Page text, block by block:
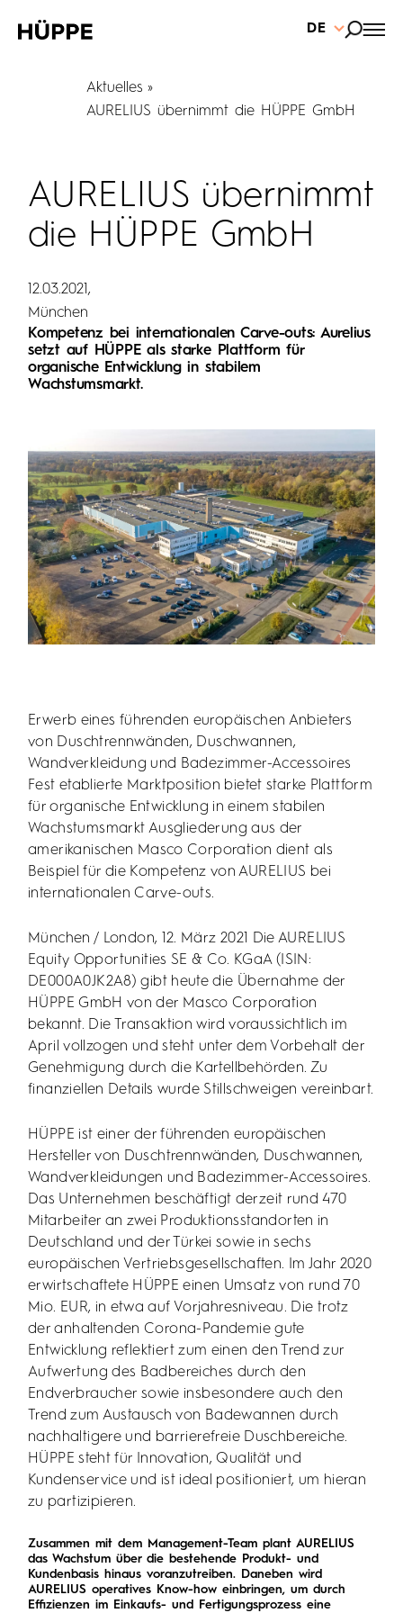
DE
Aktuelles
AURELIUS übernimmt die HÜPPE GmbH
AURELIUS übernimmt
die HÜPPE GmbH
12.03.2021
München
Kompetenz bei internationalen Carve-outs: Aurelius
setzt auf HÜPPE als starke Plattform für
organische Entwicklung in stabilem
Wachstumsmarkt.
Erwerb eines führenden europäischen Anbieters
von Duschtrennwänden, Duschwannen,
Wandverkleidung und Badezimmer-Accessoires
Fest etablierte Marktposition bietet starke Plattform
für organische Entwicklung in einem stabilen
Wachstumsmarkt Ausgliederung aus der
amerikanischen Masco Corporation dient als
Beispiel für die Kompetenz von AURELIUS bei
internationalen Carve-outs.
München / London, 12. März 2021 Die AURELIUS
Equity Opportunities SE & Co. KGaA (ISIN:
DE000A0JK2A8) gibt heute die Übernahme der
HÜPPE GmbH von der Masco Corporation
bekannt. Die Transaktion wird voraussichtlich im
April vollzogen und steht unter dem Vorbehalt der
Genehmigung durch die Kartellbehörden. Zu
finanziellen Details wurde Stillschweigen vereinbart.
HÜPPE ist einer der führenden europäischen
Hersteller von Duschtrennwänden, Duschwannen,
Wandverkleidungen und Badezimmer-Accessoires.
Das Unternehmen beschäftigt derzeit rund 470
Mitarbeiter an zwei Produktionsstandorten in
Deutschland und der Türkei sowie in sechs
europäischen Vertriebsgesellschaften. Im Jahr 2020
erwirtschaftete HÜPPE einen Umsatz von rund 70
Mio. EUR, in etwa auf Vorjahresniveau. Die trotz
der anhaltenden Corona-Pandemie gute
Entwicklung reflektiert zum einen den Trend zur
Aufwertung des Badbereiches durch den
Endverbraucher sowie insbesondere auch den
Trend zum Austausch von Badewannen durch
nachhaltigere und barrierefreie Duschbereiche.
HÜPPE steht für Innovation, Qualität und
Kundenservice und ist ideal positioniert, um hieran
zu partizipieren.
Zusammen mit dem Management-Team plant AURELIUS
das Wachstum über die bestehende Produkt- und
Kundenbasis hinaus voranzutreiben. Daneben wird
AURELIUS operatives Know-how einbringen, um durch
Effizienzen im Einkaufs- und Fertigungsprozess eine